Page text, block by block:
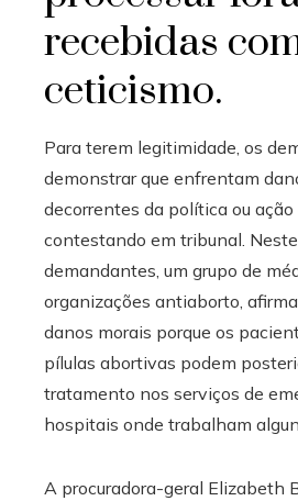
recebidas
ceticismo.
Para terem legitimidade, os
demonstrar que enfrentam
decorrentes da política ou ação
contestando em tribunal.
demandantes, um grupo de
organizações antiaborto,
danos morais porque os
pílulas abortivas podem
tratamento nos serviços de
hospitais onde trabalham
A procuradora-geral Elizabeth